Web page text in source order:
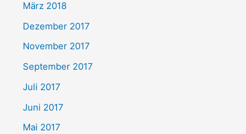
März 2018
Dezember 2017
November 2017
September 2017
Juli 2017
Juni 2017
Mai 2017